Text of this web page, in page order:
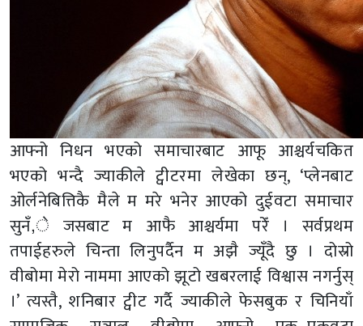
आफ्नो निधन भएको समाचारबाट आफू आश्चर्यचकित
भएको भन्दै ज्याकीले ट्वीटरमा लेखेका छन्, ‘प्लेनबाट
ओर्लनेबित्तिकै मैले म मरे भनेर आएको दुईवटा समाचार
सुनँ,े जसबाट म आफै आश्चर्यमा परेँ । सर्वप्रथम
तपाईहरुले चिन्ता लिनुपर्दैन म अझै ज्यूँदै छु । दोस्रो
वीबोमा मेरो नाममा आएको झूटो खबरलाई विश्वास नगर्नुस्
।’ त्यस्तै, शनिबार ट्वीट गर्दै ज्याकीले फेसबुक र चिनियाँ